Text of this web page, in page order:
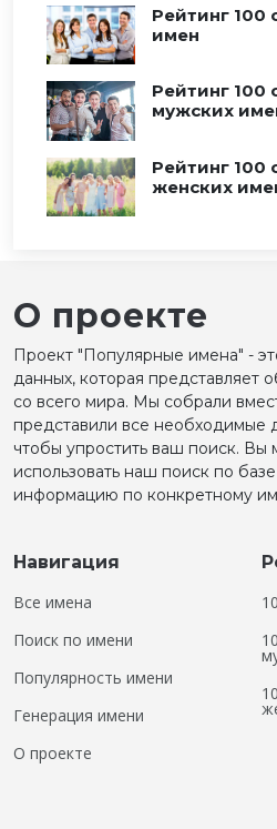
Рейтинг 100
имен
Рейтинг 100
мужских
Рейтинг 100
женских
О проекте
Проект "Популярные имена" -
данных, которая
со всего мира. Мы собрали
представили все необходимые
чтобы упростить ваш поиск. Вы
использовать наш поиск по
информацию по конкретному
Навигация
Все имена
Поиск по имени
Популярность имени
Генерация имени
О проекте